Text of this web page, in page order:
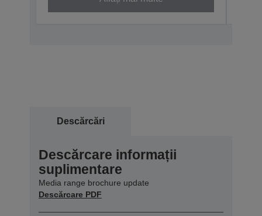
Descărcări
Descărcare informații
suplimentare
Media range brochure update
Descărcare PDF